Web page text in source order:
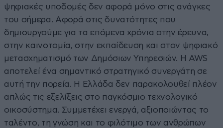
ψηφιακές υποδομές δεν αφορά μόνο στις ανάγκες
του σήμερα. Αφορά στις δυνατότητες που
δημιουργούμε για τα επόμενα χρόνια στην έρευνα,
στην καινοτομία, στην εκπαίδευση και στον ψηφιακό
μετασχηματισμό των Δημόσιων Υπηρεσιών. Η AWS
αποτελεί ένα σημαντικό στρατηγικό συνεργάτη σε
αυτή την πορεία. Η Ελλάδα δεν παρακολουθεί πλέον
απλώς τις εξελίξεις στο παγκόσμιο τεχνολογικό
οικοσύστημα. Συμμετέχει ενεργά, αξιοποιώντας το
ταλέντο, τη γνώση και το φιλότιμο των ανθρώπων